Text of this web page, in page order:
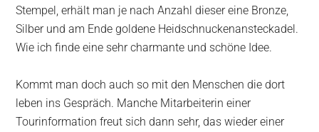
Stempel, erhält man je nach Anzahl dieser eine Bronze,
Silber und am Ende goldene Heidschnuckenansteckadel.
Wie ich finde eine sehr charmante und schöne Idee.
Kommt man doch auch so mit den Menschen die dort
leben ins Gespräch. Manche Mitarbeiterin einer
Tourinformation freut sich dann sehr, das wieder einer